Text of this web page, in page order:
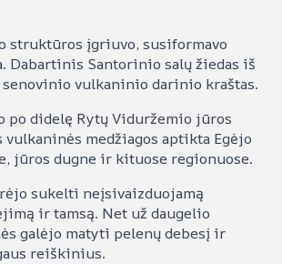
struktūros įgriuvo, susiformavo
Dabartinis Santorinio salų žiedas iš
vulkaninio darinio kraštas.
po didelę Rytų Viduržemio jūros
medžiagos aptikta Egėjo
jūros dugne ir kituose regionuose.
sukelti neįsivaizduojamą
ir tamsą. Net už daugelio
galėjo matyti pelenų debesį ir
reiškinius.